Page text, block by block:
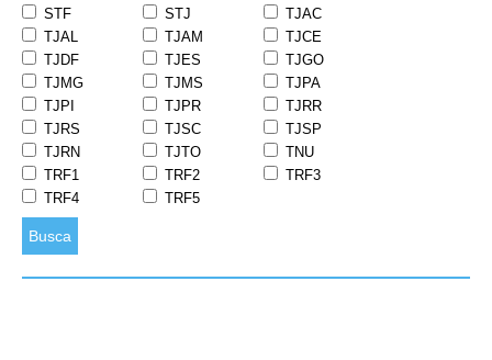
STF STJ
TJAC
TJAL
TJAM
TJCE
TJDF
TJES
TJGO
TJMG
TJMS
TJPA
TJPI
TJPR
TJRR
TJRS
TJSC
TJSP
TJRN
TJTO
TNU
TRF1
TRF2
TRF3
TRF4
TRF5
Busca